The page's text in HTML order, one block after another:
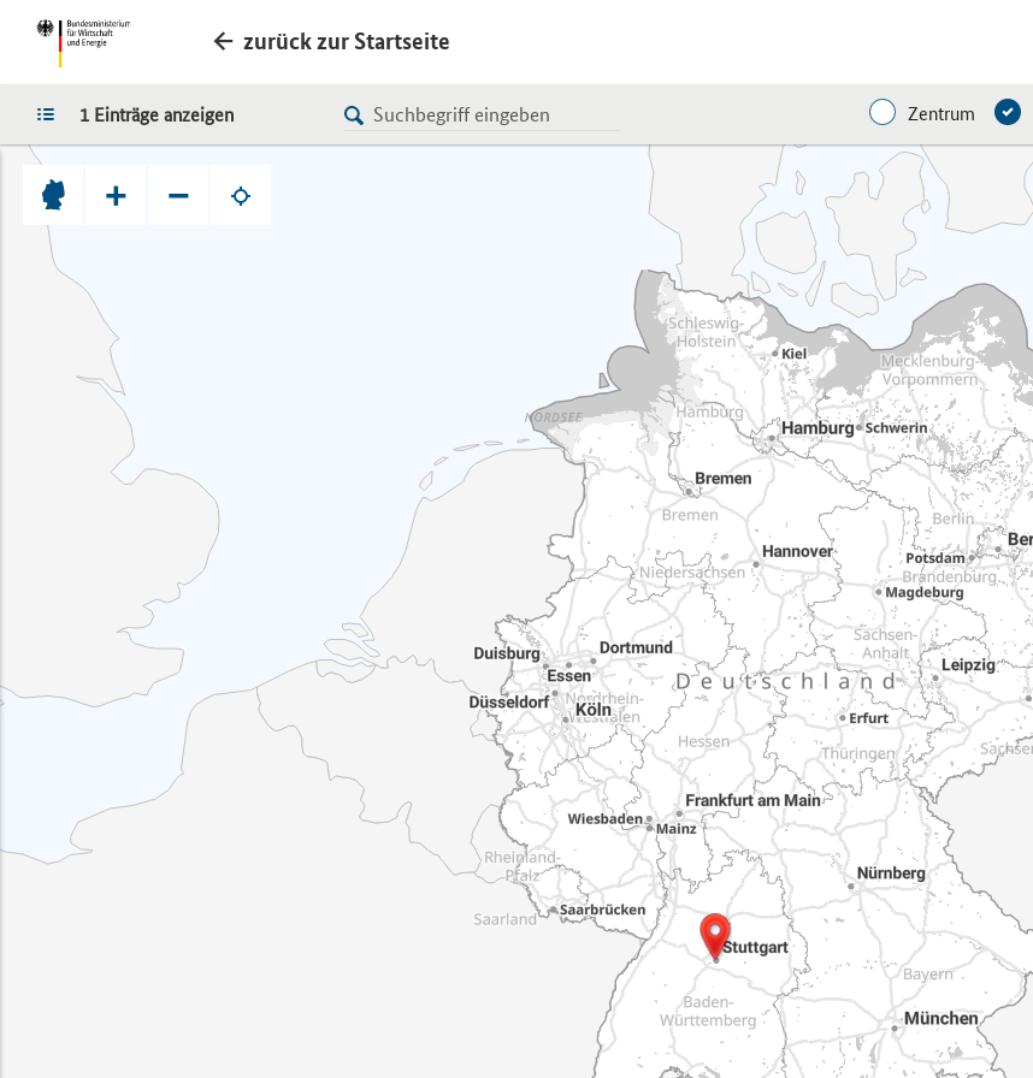
zurück zur Startseite
LISTE Zentrum
1 Einträge anzeigen
+ −